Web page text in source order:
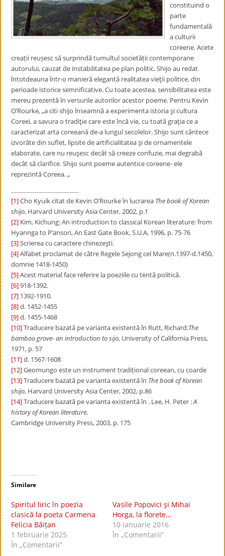
constituind o
parte
fundamentală
a culturii
coreene. Acete
creații reușesc să surprindă tumultul societății contemporane
autorului, cauzat de instabilitatea pe plan politic. Shijo au redat
întotdeauna într-o manieră elegantă realitatea vieţii politice, din
perioade istorice semnificative. Cu toate acestea, sensibilitatea este
mereu prezentă în versurile autorilor acestor poeme. Pentru Kevin
O’Rourke, „a citi shijo înseamnă a experimenta istoria şi cultura
Coreei, a savura o tradiţie care este încă vie, cu toată graţia ce a
caracterizat arta coreeană de-a lungul secolelor. Shijo sunt cântece
izvorâte din suflet, lipsite de artificialitatea şi de ornamentele
elaborate, care nu reuşesc decât să creeze confuzie, mai degrabă
decât să clarifice. Shijo sunt poeme autentice coreene- ele
reprezintă Coreea. „
[1]Cho Kyuik citat de Kevin O’Rourke în lucrarea The book of Korean
shijo, Harvard University Asia Center, 2002, p.1
[2] Kim, Kichung: An introduction to classical Korean literature: from
Hyannga to P’ansori, An East Gate Book, S.U.A, 1996, p. 75-76
[3]Scrierea cu caractere chinezeşti.
[4]Alfabet proclamat de către Regele Sejong cel Mare(n.1397-d.1450,
domnie 1418-1450)
[5]Acest material face referire la poeziile cu tentă politică.
[6]918-1392.
[7] 1392-1910.
[8]d. 1452-1455
[9]d. 1455-1468
[10]Traducere bazată pe varianta existentă în Rutt, Richard:The
bamboo grove- an introduction to sijo, University of California Press,
1971, p. 57
[11]d. 1567-1608
[12]Geomungo este un instrument tradițional coreean, cu coarde
[13]Traducere bazată pe varianta existentă în The book of Korean
shijo, Harvard University Asia Center, 2002, p.86
[14]Traducere bazată pe varianta existentă în . Lee, H. Peter :A
history of Korean literature,
Cambridge University Press, 2003, p. 175
Similare
Spiritul liric în poezia
clasică la poeta Carmena
Felicia Băițan
1 februarie 2025
În „Comentarii”
Vasile Popovici şi Mihai
Horga, la florete…
10 ianuarie 2016
În „Comentarii”